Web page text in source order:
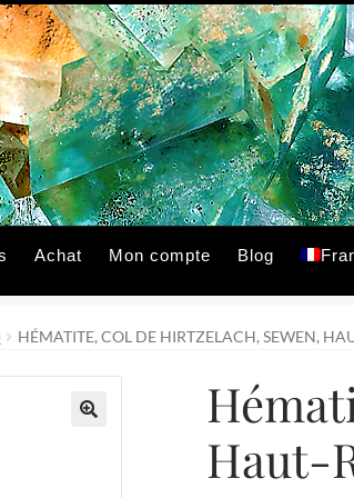
Achat Mon compte Blog
HÉMATITE, COL DE HIRTZELACH, SEWEN,
Haut-